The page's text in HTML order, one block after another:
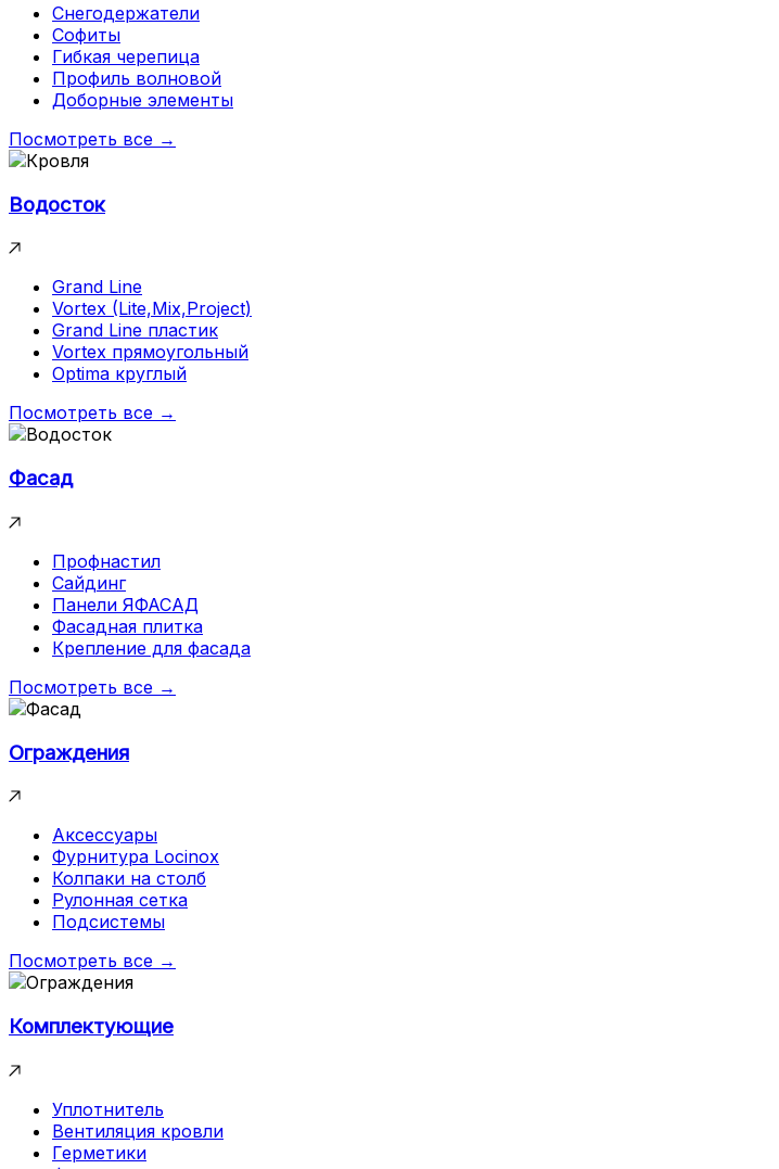
Снегодержатели
Софиты
Гибкая черепица
Профиль волновой
Доборные элементы
Посмотреть все →
Водосток
Grand Line
Vortex (Lite,Mix,Project)
Grand Line пластик
Vortex прямоугольный
Optima круглый
Посмотреть все →
Фасад
Профнастил
Сайдинг
Панели ЯФАСАД
Фасадная плитка
Крепление для фасада
Посмотреть все →
Ограждения
Аксессуары
Фурнитура Locinox
Колпаки на столб
Рулонная сетка
Подсистемы
Посмотреть все →
Комплектующие
Уплотнитель
Вентиляция кровли
Герметики